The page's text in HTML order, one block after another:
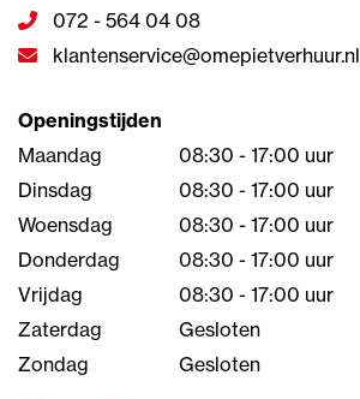
072 - 564 04 08
klantenservice@omepietverhuur.nl
Openingstijden
Maandag
08:30 - 17:00 uur
Dinsdag
08:30 - 17:00 uur
Woensdag
08:30 - 17:00 uur
Donderdag
08:30 - 17:00 uur
Vrijdag
08:30 - 17:00 uur
Zaterdag
Gesloten
Zondag
Gesloten